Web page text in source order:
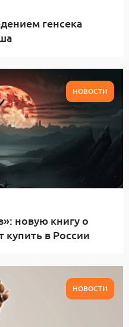
генсека
НОВОСТИ
новую книгу о
в России
НОВОСТИ